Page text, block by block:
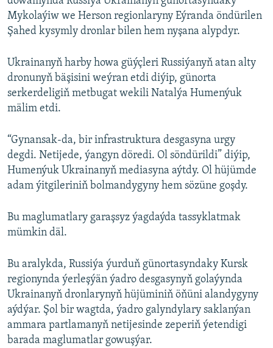
Mykolaýiw we Herson regionlaryny Eýranda öndürilen
Şahed kysymly dronlar bilen hem nyşana alypdyr.
Ukrainanyň harby howa güýçleri Russiýanyň atan alty
dronunyň bäşisini weýran etdi diýip, günorta
serkerdeligiň metbugat wekili Natalýa Humenýuk
mälim etdi.
“Gynansak-da, bir infrastruktura desgasyna urgy
degdi. Netijede, ýangyn döredi. Ol söndürildi” diýip,
Humenýuk Ukrainanyň mediasyna aýtdy. Ol hüjümde
adam ýitgileriniň bolmandygyny hem sözüne goşdy.
Bu maglumatlary garaşsyz ýagdaýda tassyklatmak
mümkin däl.
Bu aralykda, Russiýa ýurduň günortasyndaky Kursk
regionynda ýerleşýän ýadro desgasynyň golaýynda
Ukrainanyň dronlarynyň hüjüminiň öňüni alandygyny
aýdýar. Şol bir wagtda, ýadro galyndylary saklanýan
ammara partlamanyň netijesinde zeperiň ýetendigi
barada maglumatlar gowuşýar.